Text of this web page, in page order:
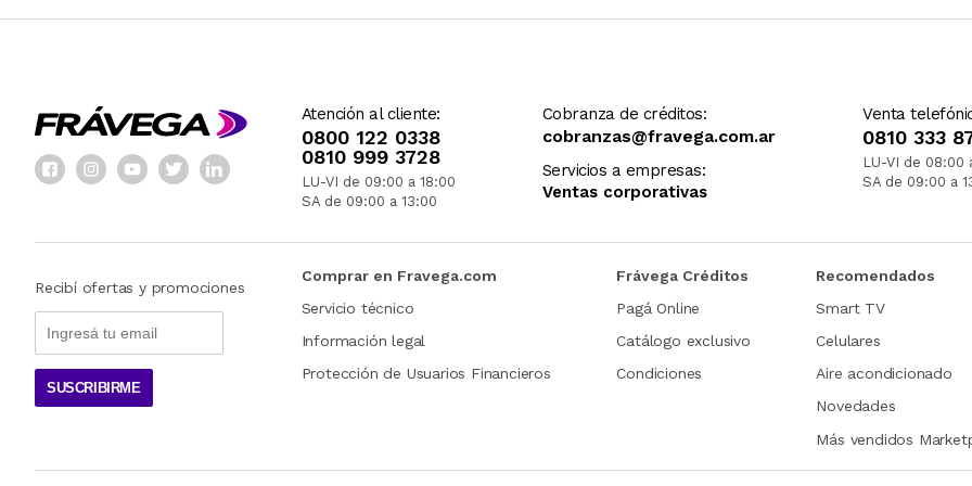
Atención al cliente:
0800 122 0338
0810 999 3728
LU-VI de 09:00 a 18:00
SA de 09:00 a 13:00
Cobranza de créditos:
cobranzas@fravega.com.ar
Servicios a empresas:
Ventas corporativas
Venta
0810 333
LU-VI de 08:00
SA de 09:00 a
Recibí ofertas y promociones
SUSCRIBIRME
Comprar en Fravega.com
Servicio técnico
Información legal
Protección de Usuarios Financieros
Frávega Créditos
Pagá Online
Catálogo exclusivo
Condiciones
Recomendados
Smart TV
Celulares
Aire acondicionado
Novedades
Más vendidos